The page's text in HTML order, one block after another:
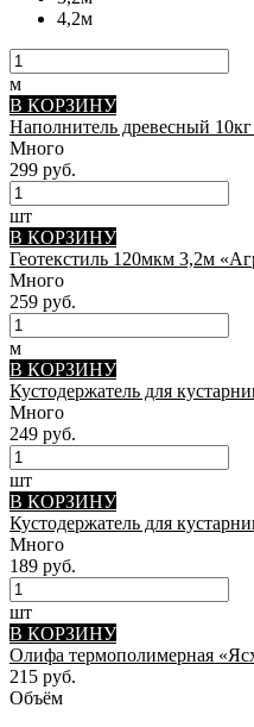
4,2м
м
В КОРЗИНУ
Наполнитель древесный
Много
299 руб.
шт
В КОРЗИНУ
Геотекстиль 120мкм 3,2м
Много
259 руб.
м
В КОРЗИНУ
Кустодержатель для
Много
249 руб.
шт
В КОРЗИНУ
Кустодержатель для
Много
189 руб.
шт
В КОРЗИНУ
Олифа термополимерная
215 руб.
Объём